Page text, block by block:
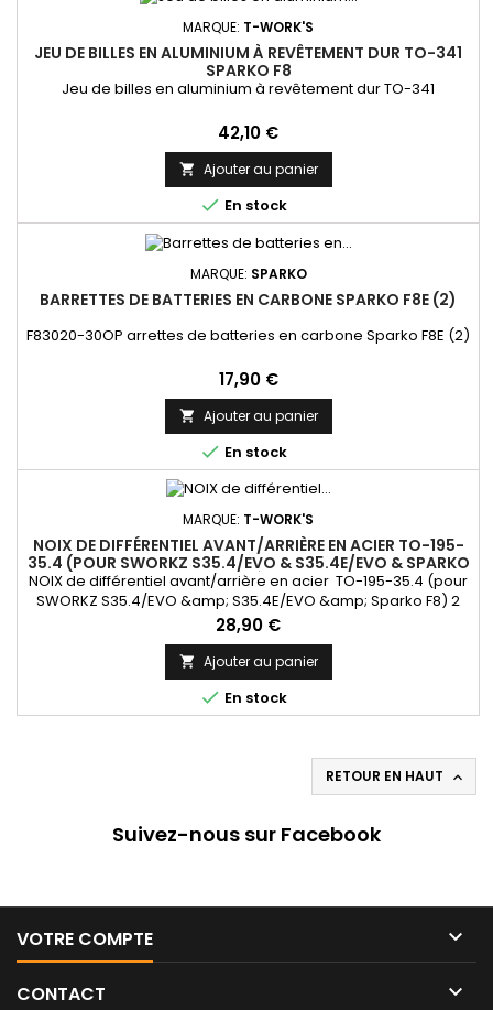
MARQUE: T-WORK'S
JEU DE BILLES EN ALUMINIUM À REVÊTEMENT DUR TO-341
SPARKO F8
Jeu de billes en aluminium à revêtement dur TO-341
Prix
42,10 €
 Ajouter au panier
 En stock
MARQUE: SPARKO
BARRETTES DE BATTERIES EN CARBONE SPARKO F8E (2)
F83020-30OP arrettes de batteries en carbone Sparko F8E (2)
Prix
17,90 €
 Ajouter au panier
 En stock
MARQUE: T-WORK'S
NOIX DE DIFFÉRENTIEL AVANT/ARRIÈRE EN ACIER TO-195-
35.4 (POUR SWORKZ S35.4/EVO & S35.4E/EVO & SPARKO
F8) 2 PIÈCES.
NOIX de différentiel avant/arrière en acier TO-195-35.4 (pour
SWORKZ S35.4/EVO &amp; S35.4E/EVO &amp; Sparko F8) 2
pièces.
Prix
28,90 €
 Ajouter au panier
 En stock
RETOUR EN HAUT 
Suivez-nous sur Facebook
VOTRE COMPTE 
CONTACT 